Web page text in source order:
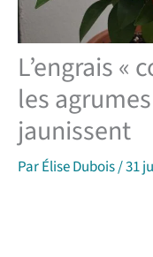
L’engrais «
les
jaunissent
ParÉlise Dubois/31